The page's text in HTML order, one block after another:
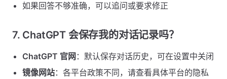
如果回答不够准确，可以追问或要求修正
7. ChatGPT 会保存我的对话记录吗？
ChatGPT 官网 ：默认保存对话历史，可在设置中关闭
镜像网站：各平台政策不同，请查看具体平台的隐私